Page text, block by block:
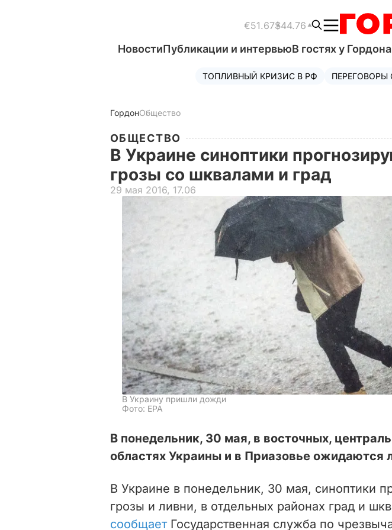
€51.67$44.76
НовостиПубликации и интервьюВ гостях у Гордона
ТОПЛИВНЫЙ КРИЗИС В РФ ПЕРЕГОВОРЫ
ГордонОбщество
ОБЩЕСТВО
В Украине синоптики
грозы со шквалами и град
29 мая 2016, 17.06
В Украину пришли дожди
Фото: ЕРА
В понедельник, 30 мая, в восточных,
областях Украины и в Приазовье ожидаются
В Украине в понедельник, 30 мая, синоптики
грозы и ливни, в отдельных районах град и
сообщаетГосударственная служба по